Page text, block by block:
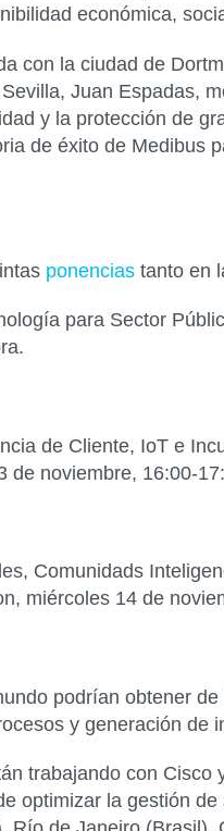
económica,
con la ciudad de
,Juan Espadas,
y la protección de
de éxito de Medibus
ponencias tanto en
para Sector
de Cliente, IoT e
de noviembre, 16:00-
Comunidads
miércoles 14 de
podrían obtener
y generación de
trabajando con Cisco
optimizar la gestión